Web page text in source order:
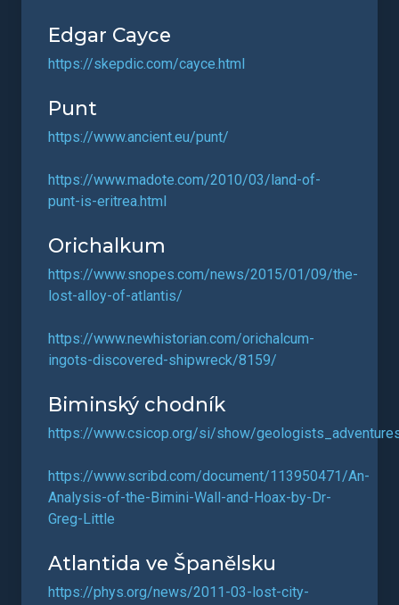
Edgar Cayce
https://skepdic.com/cayce.html
Punt
https://www.ancient.eu/punt/
https://www.madote.com/2010/03/land-of-
punt-is-eritrea.html
Orichalkum
https://www.snopes.com/news/2015/01/09/the-
lost-alloy-of-atlantis/
https://www.newhistorian.com/orichalcum-
ingots-discovered-shipwreck/8159/
Biminský chodník
https://www.csicop.org/si/show/
https://www.scribd.com/document/113950471/An-
Analysis-of-the-Bimini-Wall-and-Hoax-by-Dr-
Greg-Little
Atlantida ve Španělsku
https://phys.org/news/2011-03-lost-city-